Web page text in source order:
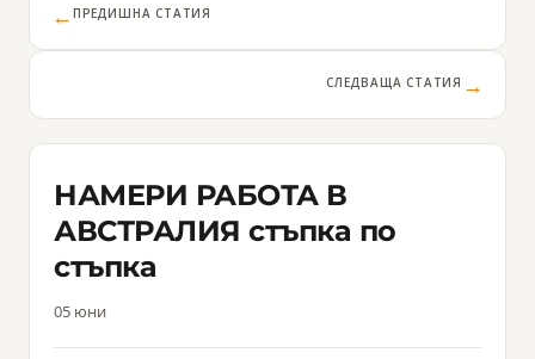
← ПРЕДИШНА СТАТИЯ
СЛЕДВАЩА СТАТИЯ →
НАМЕРИ РАБОТА В
АВСТРАЛИЯ стъпка по
стъпка
05 юни